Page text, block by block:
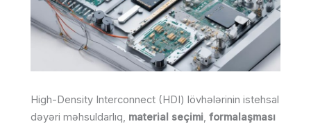
High-Density Interconnect (HDI) lövhələrinin istehsal
dəyəri məhsuldarlıq, material seçimi, formalaşması